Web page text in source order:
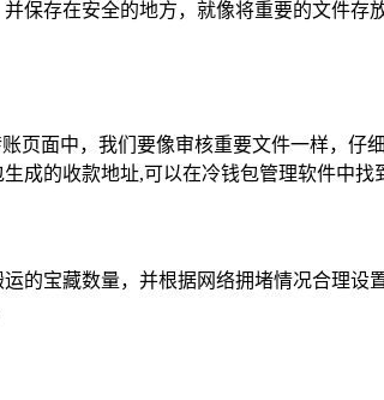
保存在安全的地方，就像将重要的文件
页面中，我们要像审核重要文件一样，
成的收款地址,可以在冷钱包管理软件中找
的宝藏数量，并根据网络拥堵情况合理